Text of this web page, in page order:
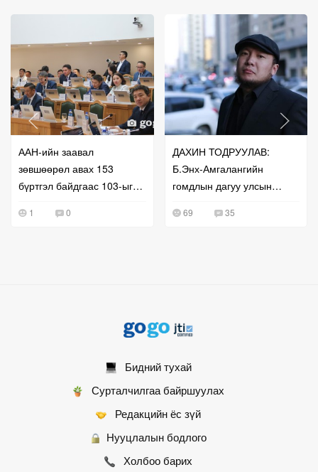
ААН-ийн заавал
зөвшөөрөл авах 153
бүртгэл байдгаас 103-ыг
1 0
ДАХИН ТОДРУУЛАВ:
Б.Энх-Амгалангийн
гомдлын дагуу улсын
өгчээ
69 35
Бидний тухай
Сурталчилгаа байршуулах
Редакцийн ёс зүй
Нууцлалын бодлого
Холбоо барих